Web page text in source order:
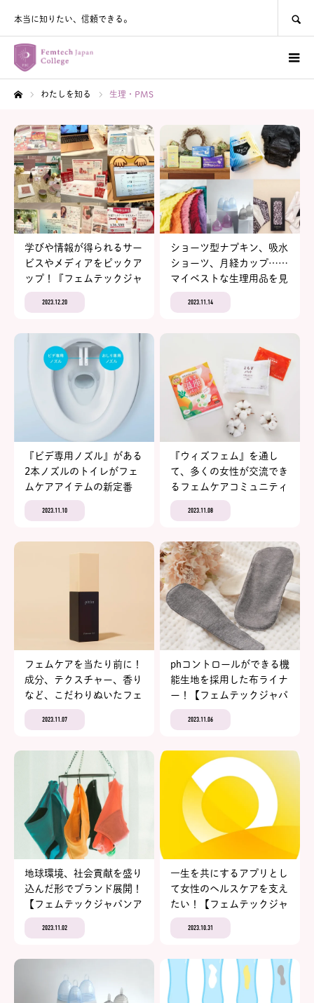
本当に知りたい、信頼できる。
わたしを知る 生理・PMS
学びや情報が得られるサー
ビスやメディアをピックア
ップ！『フェムテックジャ
パン／フェムケアジャパン
2023』イベントレポート
2023.12.20
ショーツ型ナプキン、吸水
ショーツ、月経カップ……
マイベストな生理用品を見
つけよう！フェムケアコン
シェルジュのコメント付き
2023.11.14
『ビデ専用ノズル』がある
2本ノズルのトイレがフェ
ムケアアイテムの新定番
に！【フェムテックジャパ
ンアワード2023 エントリ
2023.11.10
『ウィズフェム』を通し
て、多くの女性が交流でき
るフェムケアコミュニティ
を創造！【フェムテックジ
ャパンアワード2023 エン
よもぎ温座パット オーガ
ニック】
2023.11.08
フェムケアを当たり前に！
成分、テクスチャー、香り
など、こだわりぬいたフェ
ムケアアイテム【フェムテ
ックジャパンアワード
piton フェムケアオイル】
2023.11.07
phコントロールができる機
能生地を採用した布ライナ
ー！【フェムテックジャパ
ンアワード2023 エントリ
ーNo.4 帝人フロンティア
2023.11.06
地球環境、社会貢献を盛り
込んだ形でブランド展開！
【フェムテックジャパンア
ワード2023 エントリー
No.8 Hogara オーガニック
2023.11.02
一生を共にするアプリとし
て女性のヘルスケアを支え
たい！【フェムテックジャ
パンアワード2023 エント
リーNo.1 4MOON】
2023.10.31